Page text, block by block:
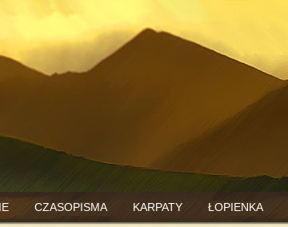
CZASOPISMA KARPATY ŁOPIENKA